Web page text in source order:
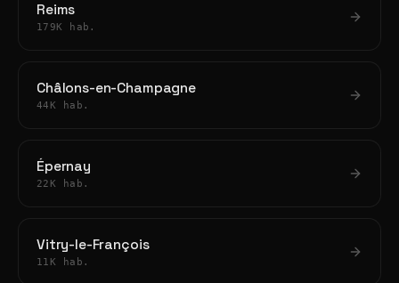
Reims
179K hab.
Châlons-en-Champagne
44K hab.
Épernay
22K hab.
Vitry-le-François
11K hab.